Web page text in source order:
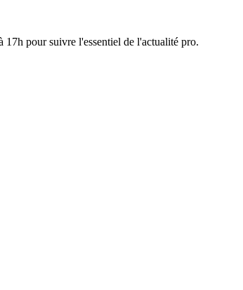
pour suivre l'essentiel de l'actualité pro.